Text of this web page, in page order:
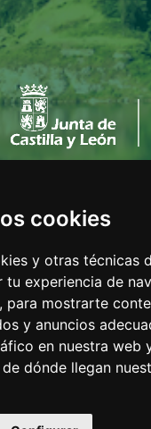
cookies
y otras técnicas
tu experiencia de
para mostrarte
y anuncios
en nuestra web
dónde llegan
Eladio Bustamante, 1
Tfno:947 126 211
MAPA WEB
DE COOKIES